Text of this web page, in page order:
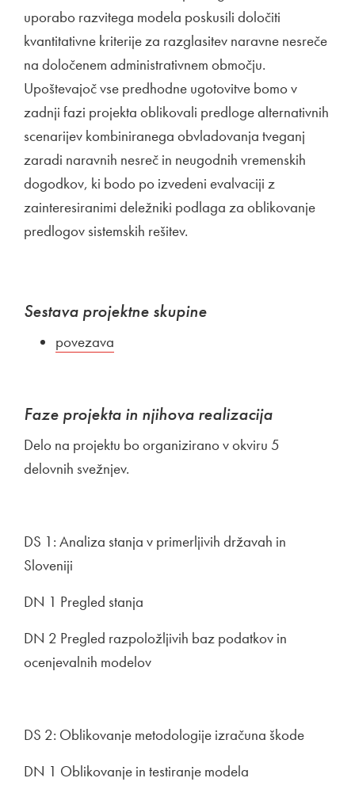
uporabo razvitega modela poskusili določiti
kvantitativne kriterije za razglasitev naravne nesreče
na določenem administrativnem območju.
Upoštevajoč vse predhodne ugotovitve bomo v
zadnji fazi projekta oblikovali predloge alternativnih
scenarijev kombiniranega obvladovanja tveganj
zaradi naravnih nesreč in neugodnih vremenskih
dogodkov, ki bodo po izvedeni evalvaciji z
zainteresiranimi deležniki podlaga za oblikovanje
predlogov sistemskih rešitev.
Sestava projektne skupine
Zunanja povezava na
povezava
Faze projekta in njihova realizacija
Delo na projektu bo organizirano v okviru 5
delovnih svežnjev.
DS 1: Analiza stanja v primerljivih državah in
Sloveniji
DN 1 Pregled stanja
DN 2 Pregled razpoložljivih baz podatkov in
ocenjevalnih modelov
DS 2: Oblikovanje metodologije izračuna škode
DN 1 Oblikovanje in testiranje modela